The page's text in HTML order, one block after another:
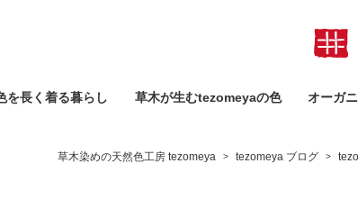
を⻑く着る暮らし 草木が生むtezomeyaの⾊ オーガ
草木染めの天然色工房 tezomeya > tezomeya ブログ >